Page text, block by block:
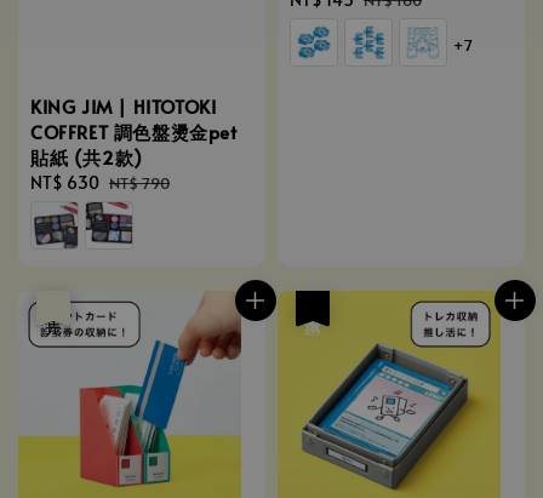
KING JIM | HITOTOKI
COFFRET 調色盤燙金pet
貼紙 (共2款)
Sale
price
NT$ 630 Regular
price
NT$ 790
price
price
+7